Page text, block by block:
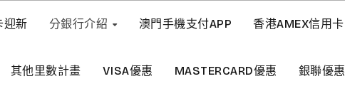
迎新 分銀行介紹 澳門手機支付APP 香港AMEX信用卡
其他里數計畫 VISA優惠 MASTERCARD優惠 銀聯優惠